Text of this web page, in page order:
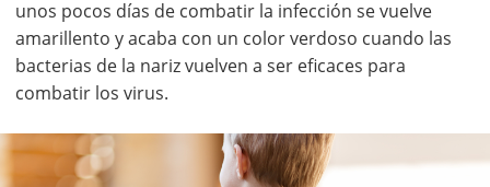
unos pocos días de combatir la infección se vuelve
amarillento y acaba con un color verdoso cuando las
bacterias de la nariz vuelven a ser eficaces para
combatir los virus.